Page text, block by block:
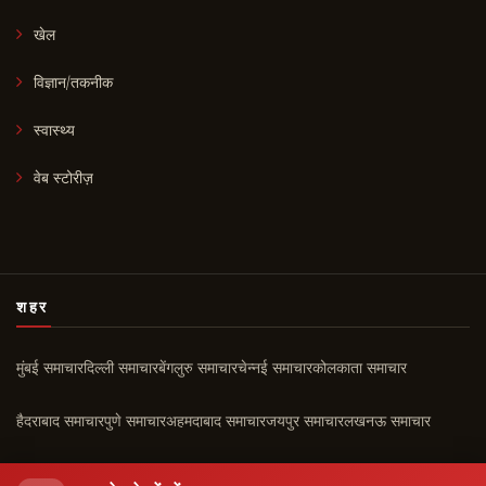
खेल
विज्ञान/तकनीक
स्वास्थ्य
वेब स्टोरीज़
शहर
मुंबई समाचारदिल्ली समाचारबेंगलुरु समाचारचेन्नई समाचारकोलकाता समाचार
हैदराबाद समाचारपुणे समाचारअहमदाबाद समाचारजयपुर समाचारलखनऊ समाचार
चंडीगढ़ समाचार